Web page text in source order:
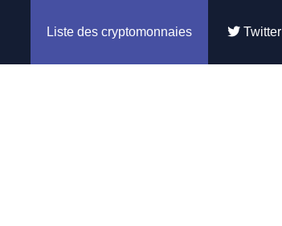
Liste des cryptomonnaies Twitter